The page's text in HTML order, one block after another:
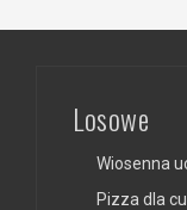
Losowe
Wiosenna
Pizza dla